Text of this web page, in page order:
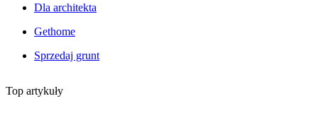
Dla architekta
Gethome
Sprzedaj grunt
Top artykuły